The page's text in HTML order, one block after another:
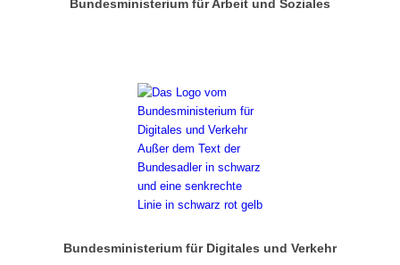
Bundesministerium für Arbeit und Soziales
Bundesministerium für Digitales und Verkehr